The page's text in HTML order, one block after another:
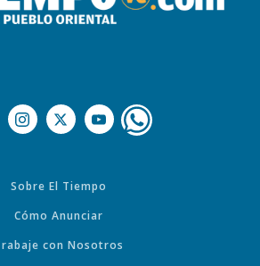
Sobre El Tiempo
Cómo Anunciar
con Nosotros